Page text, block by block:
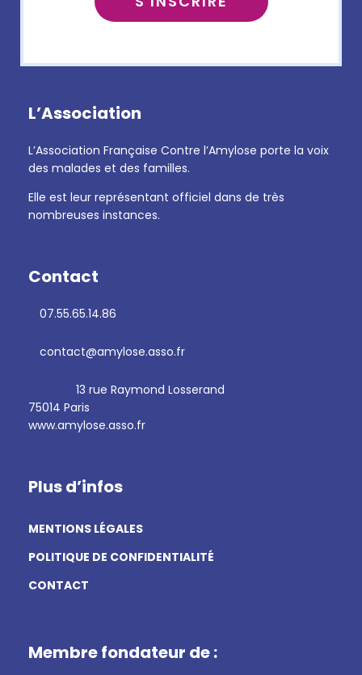
L’Association
L’Association Française Contre l’Amylose porte la voix
des malades et des familles.
Elle est leur représentant officiel dans de très
nombreuses instances.
Contact
07.55.65.14.86
contact@amylose.asso.fr
13 rue Raymond Losserand
75014 Paris
www.amylose.asso.fr
Plus d’infos
MENTIONS LÉGALES
POLITIQUE DE CONFIDENTIALITÉ
CONTACT
Membre fondateur de :